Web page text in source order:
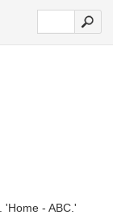
'Home - ABC.'